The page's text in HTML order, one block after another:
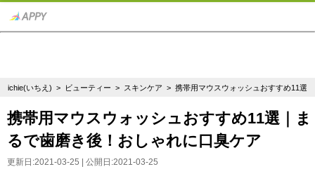
ichie(いちえ) > ビューティー > スキンケア > 携帯用マウスウォッシュおすすめ11選
携帯用マウスウォッシュおすすめ11選｜ま
るで歯磨き後！おしゃれに口臭ケア
更新日:2021-03-25 | 公開日:2021-03-25